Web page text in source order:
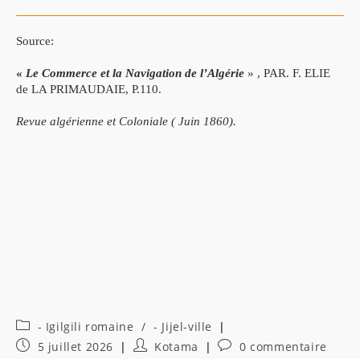
Source:
« Le Commerce et la Navigation de l’Algérie » , PAR. F. ELIE
de LA PRIMAUDAIE, P.110.
Revue algérienne et Coloniale ( Juin 1860).
Post
category:
- Igilgili romaine / - Jijel-ville
Publication
5 juillet 2026
Auteur/autrice
Kotama
Commentaires
0 commentaire